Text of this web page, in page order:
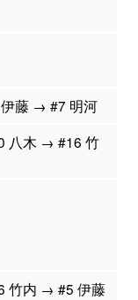
藤 → #7 明河
八木 → #16 竹
竹内 → #5 伊藤